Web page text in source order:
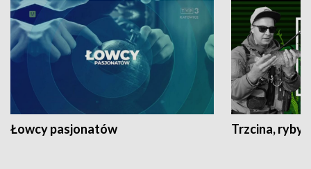
Łowcy pasjonatów Trzcina, ryby